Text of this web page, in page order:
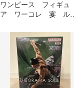
ワンピース フィギュ
ア ワーコレ 宴 ルフ
ビン ジンベエ